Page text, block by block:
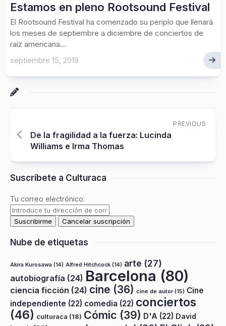
Estamos en pleno Rootsound Festival
El Rootsound Festival ha comenzado su periplo que llenará
los meses de septiembre a diciembre de conciertos de
raíz americana...
septiembre 15, 2019
PREVIOUS
De la fragilidad a la fuerza: Lucinda
Williams e Irma Thomas
Suscríbete a Culturaca
Tu correo electrónico:
Nube de etiquetas
Akira Kurosawa (14) Alfred Hitchcock (14) arte (27)
autobiografía (24) Barcelona (80)
ciencia ficción (24) cine (36) cine de autor(15) Cine
independiente (22) comedia (22) conciertos
(46) culturaca (18) Cómic (39) D'A (22) David